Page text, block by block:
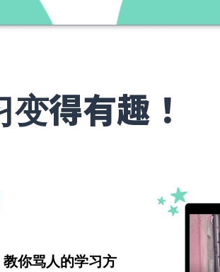
得有趣！
教你骂人的学习方